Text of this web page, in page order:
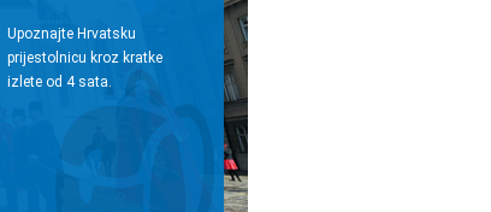
Upoznajte Hrvatsku
prijestolnicu kroz kratke
izlete od 4 sata.